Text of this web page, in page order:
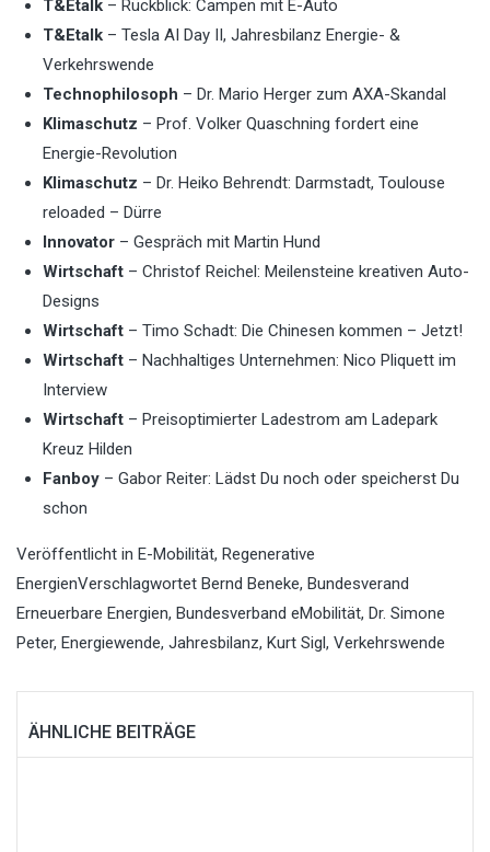
T&Etalk – Rückblick: Campen mit E-Auto
T&Etalk – Tesla AI Day II, Jahresbilanz Energie- &
Verkehrswende
Technophilosoph – Dr. Mario Herger zum AXA-Skandal
Klimaschutz – Prof. Volker Quaschning fordert eine
Energie-Revolution
Klimaschutz – Dr. Heiko Behrendt: Darmstadt, Toulouse
reloaded – Dürre
Innovator – Gespräch mit Martin Hund
Wirtschaft – Christof Reichel: Meilensteine kreativen Auto-
Designs
Wirtschaft – Timo Schadt: Die Chinesen kommen – Jetzt!
Wirtschaft – Nachhaltiges Unternehmen: Nico Pliquett im
Interview
Wirtschaft – Preisoptimierter Ladestrom am Ladepark
Kreuz Hilden
Fanboy – Gabor Reiter: Lädst Du noch oder speicherst Du
schon
Veröffentlicht in E-Mobilität, Regenerative
EnergienVerschlagwortet Bernd Beneke, Bundesverand
Erneuerbare Energien, Bundesverband eMobilität, Dr. Simone
Peter, Energiewende, Jahresbilanz, Kurt Sigl , Verkehrswende
ÄHNLICHE BEITRÄGE